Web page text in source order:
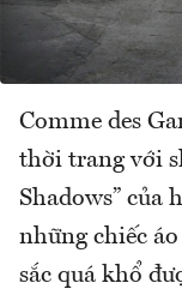
Comme des
thời trang với
Shadows” của
những chiếc
sắc quá khổ